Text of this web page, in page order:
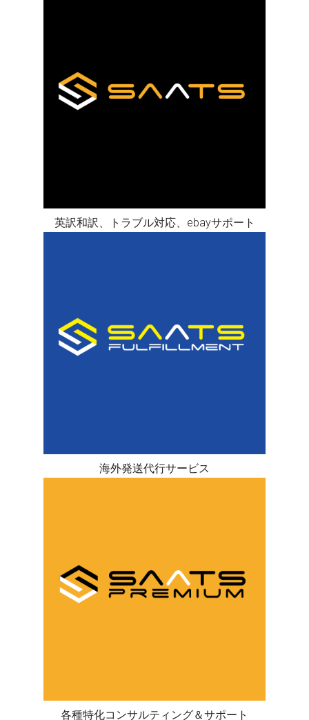
英訳和訳、トラブル対応、ebayサポート
海外発送代行サービス
各種特化コンサルティング＆サポート